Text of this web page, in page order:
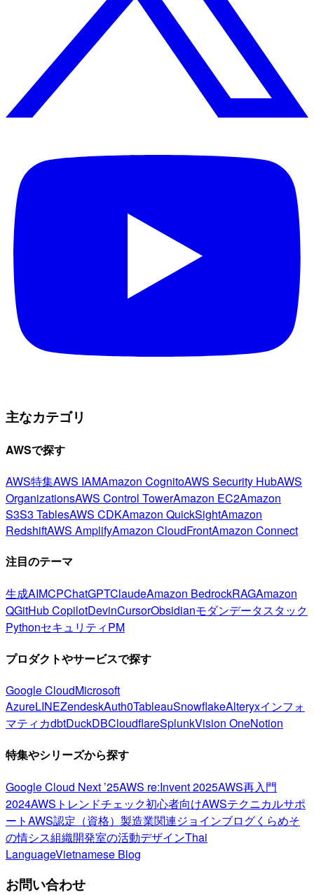
主なカテゴリ
AWSで探す
AWS特集AWS IAMAmazon CognitoAWS Security HubAWS
OrganizationsAWS Control TowerAmazon EC2Amazon
S3S3 TablesAWS CDKAmazon QuickSightAmazon
RedshiftAWS AmplifyAmazon CloudFrontAmazon Connect
注目のテーマ
生成AIMCPChatGPTClaudeAmazon BedrockRAGAmazon
QGitHub CopilotDevinCursorObsidianモダンデータスタック
PythonセキュリティPM
プロダクトやサービスで探す
Google CloudMicrosoft
AzureLINEZendeskAuth0TableauSnowflakeAlteryxインフォ
マティカdbtDuckDBCloudflareSplunkVision OneNotion
特集やシリーズから探す
Google Cloud Next ’25AWS re:Invent 2025AWS再入門
2024AWSトレンドチェック初心者向けAWSテクニカルサポ
ートAWS認定（資格） 製造業関連ジョインブログくらめそ
の情シス組織開発室の活動デザインThai
LanguageVietnamese Blog
お問い合わせ